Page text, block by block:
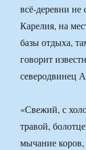
всё-деревни не
Карелия, на
базы отдыха,
говорит
северодвинец
«Свежий, с
травой,
мычание